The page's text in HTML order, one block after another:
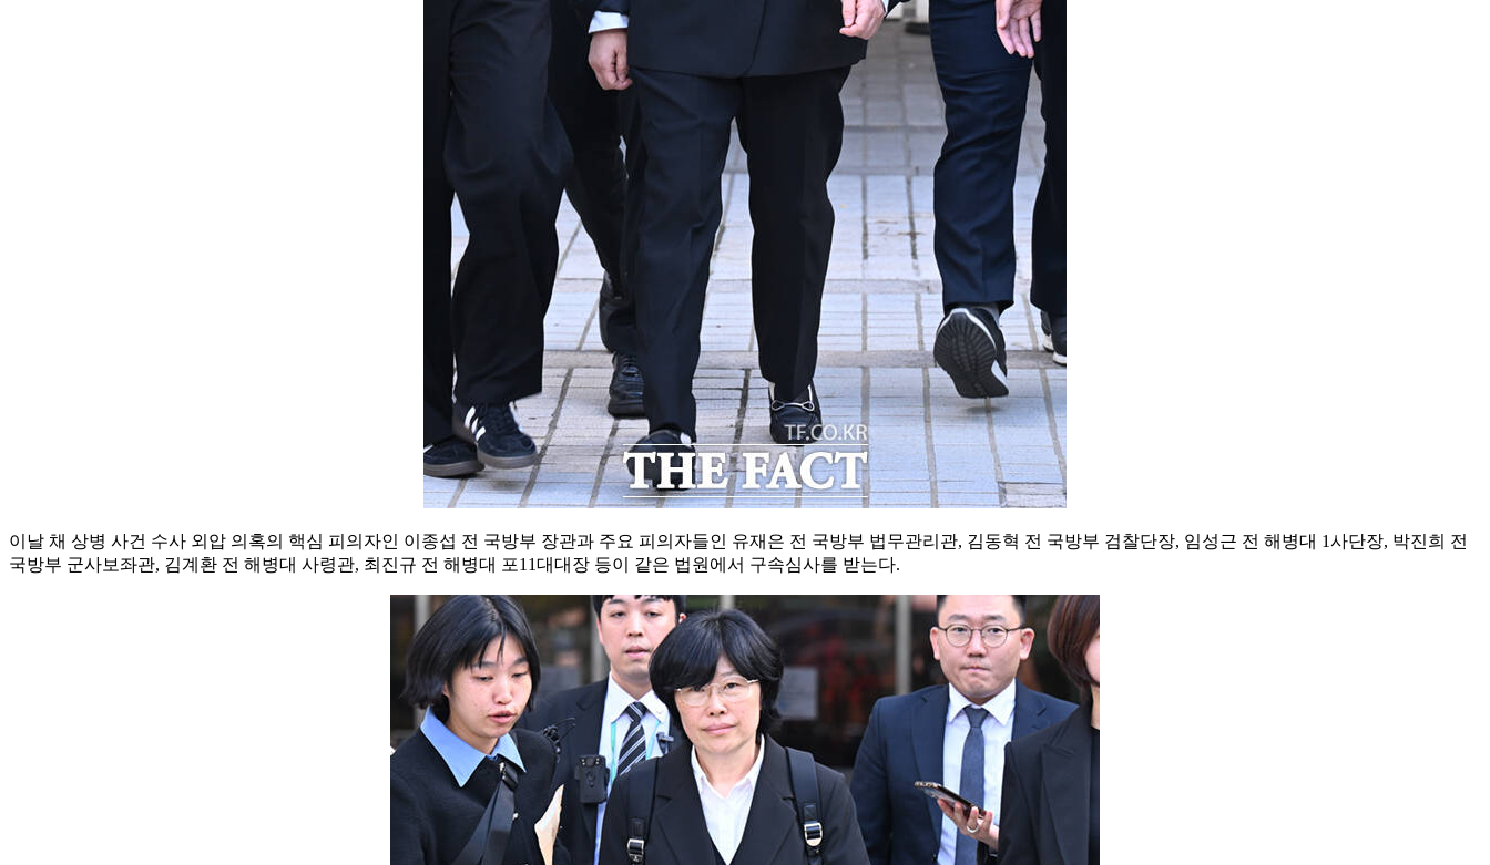
이날 채 상병 사건 수사 외압 의혹의 핵심 피의자인 이종섭 전 국방부 장관과 주요 피의자들인 유재은 전 국방부 법무관리관, 김동혁 전 국방부 검찰단장, 임성근 전 해병대 1사단장, 박진희 전
국방부 군사보좌관, 김계환 전 해병대 사령관, 최진규 전 해병대 포11대대장 등이 같은 법원에서 구속심사를 받는다.